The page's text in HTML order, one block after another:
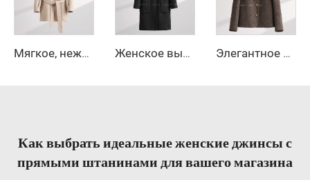
Мягкое, нежное пальто из шерсти с воротником-стойкой, пояс на талии, льстящее фигуре, средней длины, шерстяное пальто Женское высококачественное зимнее пальто из 100% шерстяного флиса, длинная тёплая куртка однотонного цвета, с овчиной, гладкое окрашенное, с длинными рукавами Элегантное женское длинное зимнее стеганое шерстяное пальто с двойным рядом пуговиц из кашемира, декоративной логотипом, однотонное — новая коллекция
Как выбрать идеальные женские джинсы с
прямыми штанинами для вашего магазина